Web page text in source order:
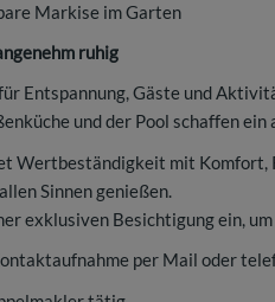
Markise im Garten
ruhig
Entspannung, Gäste und
und der Pool schaffen
Wertbeständigkeit mit Komfort,
Sinnen genießen.
exklusiven Besichtigung ein,
per Mail oder